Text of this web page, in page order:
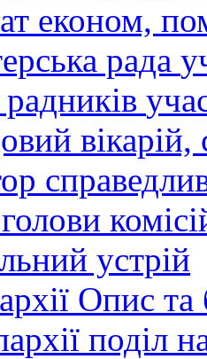
економ,
рада
вікарій,
голови
устрій
Опис та
поділ